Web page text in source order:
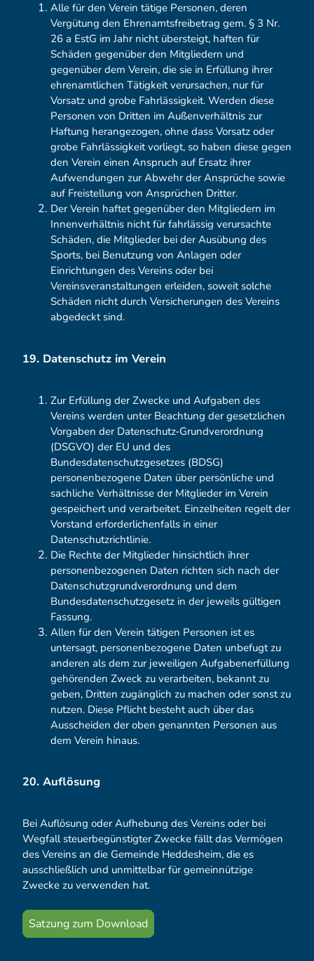
Alle für den Verein tätige Personen, deren
Vergütung den Ehrenamtsfreibetrag gem. § 3 Nr.
26 a EstG im Jahr nicht übersteigt, haften für
Schäden gegenüber den Mitgliedern und
gegenüber dem Verein, die sie in Erfüllung ihrer
ehrenamtlichen Tätigkeit verursachen, nur für
Vorsatz und grobe Fahrlässigkeit. Werden diese
Personen von Dritten im Außenverhältnis zur
Haftung herangezogen, ohne dass Vorsatz oder
grobe Fahrlässigkeit vorliegt, so haben diese gegen
den Verein einen Anspruch auf Ersatz ihrer
Aufwendungen zur Abwehr der Ansprüche sowie
auf Freistellung von Ansprüchen Dritter.
Der Verein haftet gegenüber den Mitgliedern im
Innenverhältnis nicht für fahrlässig verursachte
Schäden, die Mitglieder bei der Ausübung des
Sports, bei Benutzung von Anlagen oder
Einrichtungen des Vereins oder bei
Vereinsveranstaltungen erleiden, soweit solche
Schäden nicht durch Versicherungen des Vereins
abgedeckt sind.
19. Datenschutz im Verein
Zur Erfüllung der Zwecke und Aufgaben des
Vereins werden unter Beachtung der gesetzlichen
Vorgaben der Datenschutz-Grundverordnung
(DSGVO) der EU und des
Bundesdatenschutzgesetzes (BDSG)
personenbezogene Daten über persönliche und
sachliche Verhältnisse der Mitglieder im Verein
gespeichert und verarbeitet. Einzelheiten regelt der
Vorstand erforderlichenfalls in einer
Datenschutzrichtlinie.
Die Rechte der Mitglieder hinsichtlich ihrer
personenbezogenen Daten richten sich nach der
Datenschutzgrundverordnung und dem
Bundesdatenschutzgesetz in der jeweils gültigen
Fassung.
Allen für den Verein tätigen Personen ist es
untersagt, personenbezogene Daten unbefugt zu
anderen als dem zur jeweiligen Aufgabenerfüllung
gehörenden Zweck zu verarbeiten, bekannt zu
geben, Dritten zugänglich zu machen oder sonst zu
nutzen. Diese Pflicht besteht auch über das
Ausscheiden der oben genannten Personen aus
dem Verein hinaus.
20. Auflösung
Bei Auflösung oder Aufhebung des Vereins oder bei
Wegfall steuerbegünstigter Zwecke fällt das Vermögen
des Vereins an die Gemeinde Heddesheim, die es
ausschließlich und unmittelbar für gemeinnützige
Zwecke zu verwenden hat.
Satzung zum Download